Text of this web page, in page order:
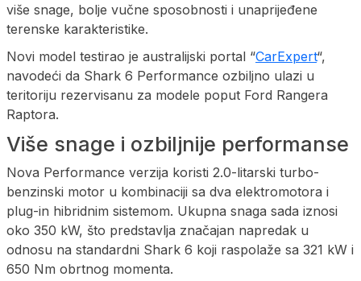
više snage, bolje vučne sposobnosti i unaprijeđene
terenske karakteristike.
Novi model testirao je australijski portal “CarExpert“,
navodeći da Shark 6 Performance ozbiljno ulazi u
teritoriju rezervisanu za modele poput Ford Rangera
Raptora.
Više snage i ozbiljnije performanse
Nova Performance verzija koristi 2.0-litarski turbo-
benzinski motor u kombinaciji sa dva elektromotora i
plug-in hibridnim sistemom. Ukupna snaga sada iznosi
oko 350 kW, što predstavlja značajan napredak u
odnosu na standardni Shark 6 koji raspolaže sa 321 kW i
650 Nm obrtnog momenta.